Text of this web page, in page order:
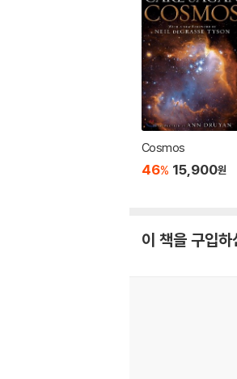
Cosmos
46% 15,900원
이 책을 구입